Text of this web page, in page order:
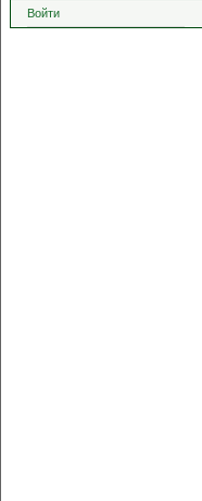
Войти